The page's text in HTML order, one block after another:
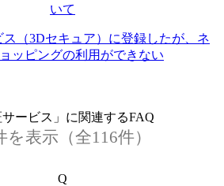
いて
（3Dセキュア）に登録したが、ネ
ッピングの利用ができない
サービス」に関連するFAQ
を表示（全116件）
Q